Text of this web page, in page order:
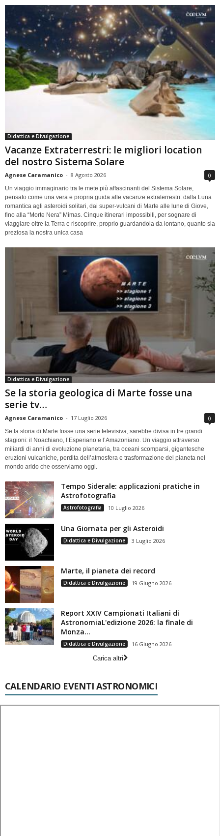
Didattica e Divulgazione
Vacanze Extraterrestri: le migliori location
del nostro Sistema Solare
Agnese Caramanico - 8 Agosto 2026 0
Un viaggio immaginario tra le mete più affascinanti del Sistema Solare,
pensato come una vera e propria guida alle vacanze extraterrestri: dalla Luna
romantica agli asteroidi solitari, dai super-vulcani di Marte alle lune di Giove,
fino alla “Morte Nera” Mimas. Cinque itinerari impossibili, per sognare di
viaggiare oltre la Terra e riscoprire, proprio guardandola da lontano, quanto sia
preziosa la nostra unica casa
Didattica e Divulgazione
Se la storia geologica di Marte fosse una
serie tv…
Agnese Caramanico - 17 Luglio 2026 0
Se la storia di Marte fosse una serie televisiva, sarebbe divisa in tre grandi
stagioni: il Noachiano, l’Esperiano e l’Amazoniano. Un viaggio attraverso
miliardi di anni di evoluzione planetaria, tra oceani scomparsi, gigantesche
eruzioni vulcaniche, perdita dell’atmosfera e trasformazione del pianeta nel
mondo arido che osserviamo oggi.
Tempo Siderale: applicazioni pratiche in
Astrofotografia
Astrofotografia 10 Luglio 2026
Una Giornata per gli Asteroidi
Didattica e Divulgazione 3 Luglio 2026
Marte, il pianeta dei record
Didattica e Divulgazione 19 Giugno 2026
Report XXIV Campionati Italiani di
AstronomiaL'edizione 2026: la finale di
Monza...
Didattica e Divulgazione
16 Giugno 2026
Carica altri
CALENDARIO EVENTI ASTRONOMICI